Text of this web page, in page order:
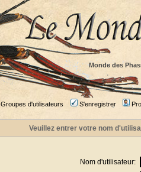
Monde des
Groupes d'utilisateurs S'enregistrer
Veuillez entrer votre nom
Nom d'utilisateur: